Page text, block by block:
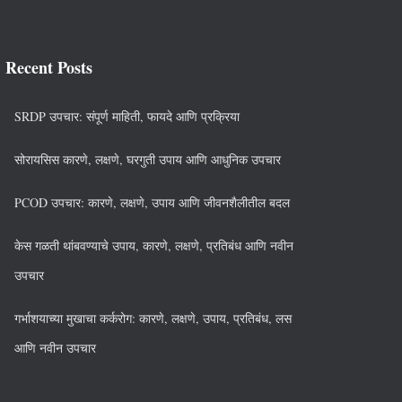
Recent Posts
SRDP उपचार: संपूर्ण माहिती, फायदे आणि प्रक्रिया
सोरायसिस कारणे, लक्षणे, घरगुती उपाय आणि आधुनिक उपचार
PCOD उपचार: कारणे, लक्षणे, उपाय आणि जीवनशैलीतील बदल
केस गळती थांबवण्याचे उपाय, कारणे, लक्षणे, प्रतिबंध आणि नवीन
उपचार
गर्भाशयाच्या मुखाचा कर्करोग: कारणे, लक्षणे, उपाय, प्रतिबंध, लस
आणि नवीन उपचार